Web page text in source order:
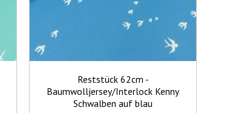
Reststück 62cm -
Baumwolljersey/Interlock Kenny
Schwalben auf blau